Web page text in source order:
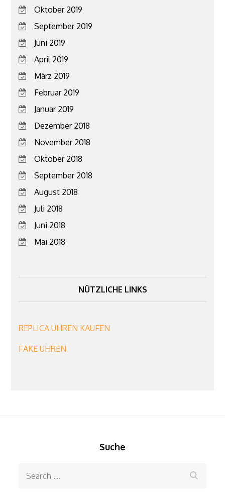
Oktober 2019
September 2019
Juni 2019
April 2019
März 2019
Februar 2019
Januar 2019
Dezember 2018
November 2018
Oktober 2018
September 2018
August 2018
Juli 2018
Juni 2018
Mai 2018
NÜTZLICHE LINKS
REPLICA UHREN KAUFEN
FAKE UHREN
Suche